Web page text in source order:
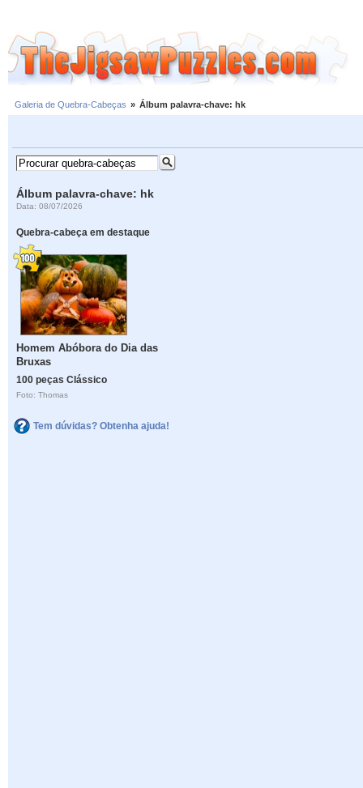
Galeria de Quebra-Cabeças » Álbum palavra-chave: hk
Álbum palavra-chave: hk
Data: 08/07/2026
Quebra-cabeça em destaque
Homem Abóbora do Dia das
Bruxas
100 peças Clássico
Foto: Thomas
Tem dúvidas? Obtenha ajuda!